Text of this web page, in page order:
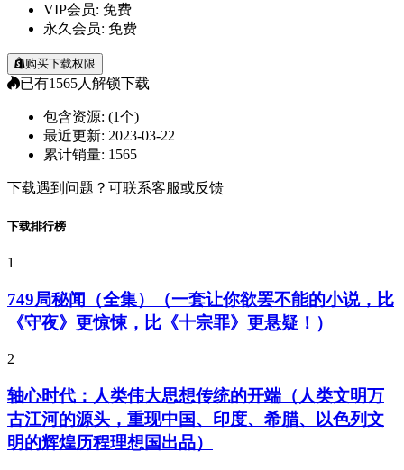
VIP会员: 免费
永久会员: 免费
购买下载权限
已有1565人解锁下载
包含资源: (1个)
最近更新: 2023-03-22
累计销量: 1565
下载遇到问题？可联系客服或反馈
下载排行榜
1
749局秘闻（全集）（一套让你欲罢不能的小说，比
《守夜》更惊悚，比《十宗罪》更悬疑！）
2
轴心时代：人类伟大思想传统的开端（人类文明万
古江河的源头，重现中国、印度、希腊、以色列文
明的辉煌历程理想国出品）